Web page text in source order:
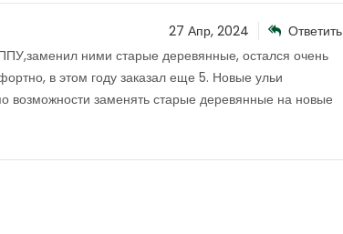
27 Апр, 2024
Ответить
ними старые деревянные, остался очень
в этом году заказал еще 5. Новые ульи
возможности заменять старые деревянные на новые